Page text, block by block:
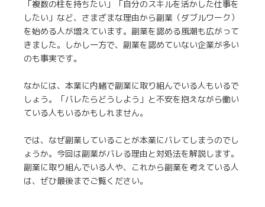
「複数の柱を持ちたい」「自分のスキルを活かした仕事を
したい」など、さまざまな理由から副業（ダブルワーク）
を始める人が増えています。副業を認める風潮も広がって
きました。しかし一方で、副業を認めていない企業が多い
のも事実です。
なかには、本業に内緒で副業に取り組んでいる人もいるで
しょう。「バレたらどうしよう」と不安を抱えながら働い
ている人もいるかもしれません。
では、なぜ副業していることが本業にバレてしまうのでし
ょうか。今回は副業がバレる理由と対処法を解説します。
副業に取り組んでいる人や、これから副業を考えている人
は、ぜひ最後までご覧ください。